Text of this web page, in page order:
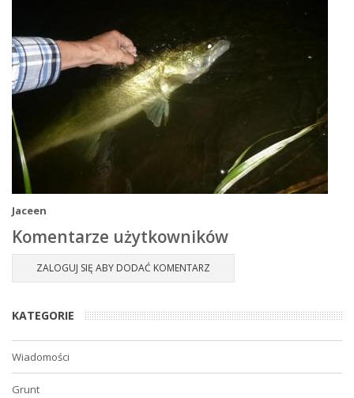
Jaceen
Komentarze użytkowników
ZALOGUJ SIĘ ABY DODAĆ KOMENTARZ
KATEGORIE
Wiadomości
Grunt